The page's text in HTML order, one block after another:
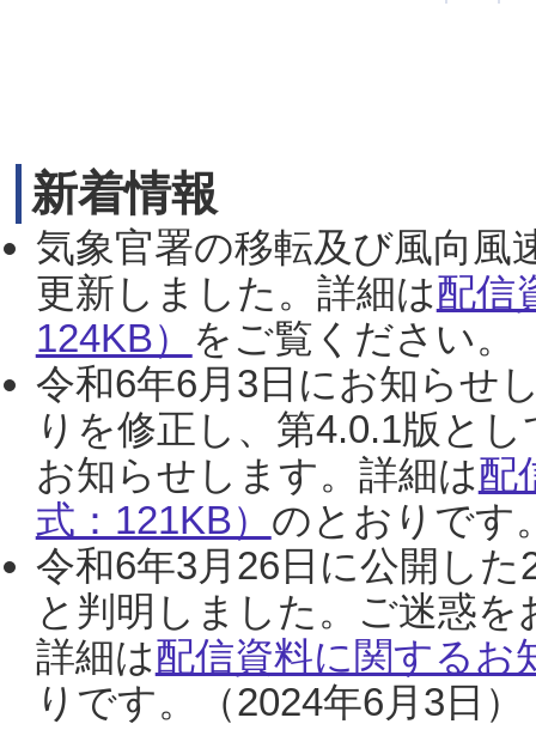
新着情報
気象官署の移転及び風向風
更新しました。詳細は配信
124KB） をご覧ください。
令和6年6月3日にお知らせ
りを修正し、第4.0.1版と
お知らせします。詳細は配
式：121KB） のとおりです
令和6年3月26日に公開し
と判明しました。ご迷惑
詳細は配信資料に関するお
りです。（2024年6月3日）